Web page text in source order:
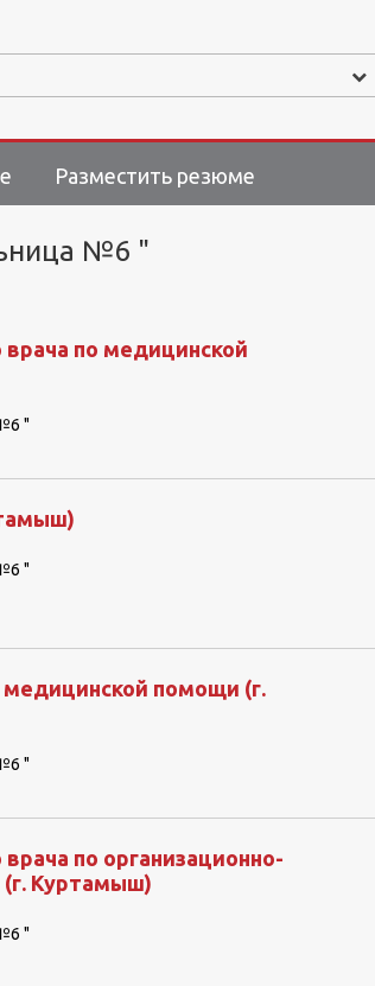
Разместить резюме
№6 "
врача по медицинской
"
"
медицинской помощи (г.
"
по организационно-
Куртамыш)
"